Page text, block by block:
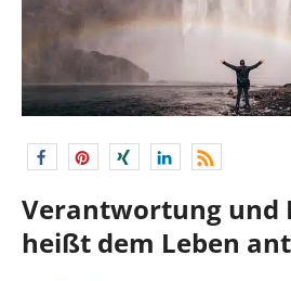
Verantwortung und
heißt dem Leben